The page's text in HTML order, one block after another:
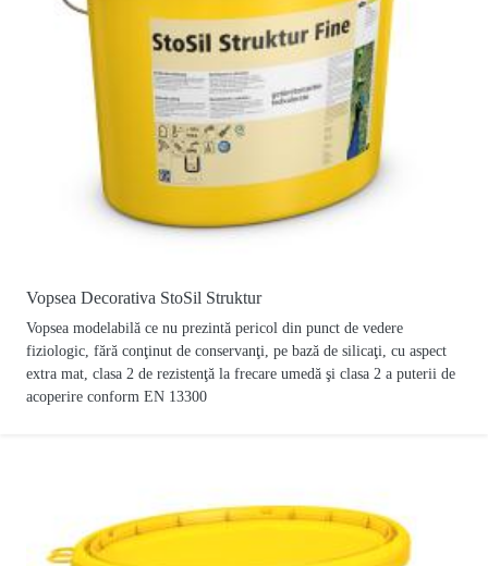
Vopsea Decorativa StoSil Struktur
Vopsea modelabilă ce nu prezintă pericol din punct de vedere
fiziologic, fără conţinut de conservanţi, pe bază de silicaţi, cu aspect
extra mat, clasa 2 de rezistenţă la frecare umedă şi clasa 2 a puterii de
acoperire conform EN 13300